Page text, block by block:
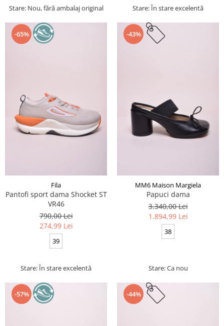
Stare: Nou, fără ambalaj original Stare: În stare excelentă
-65%
Fila
Pantofi sport dama Shocket ST
VR46
790,00 Lei
274,99 Lei
39
Stare: În stare excelentă
-43%
MM6 Maison Margiela
Papuci dama
3.340,00 Lei
1.894,99 Lei
38
Stare: Ca nou
-57% -44%